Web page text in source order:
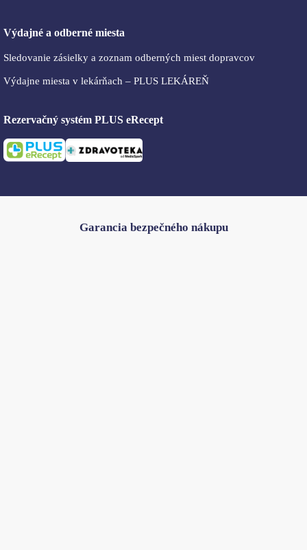
Výdajné a odberné miesta
Sledovanie zásielky a zoznam odberných miest dopravcov
Výdajne miesta v lekárňach – PLUS LEKÁREŇ
Rezervačný systém PLUS eRecept
Garancia bezpečného nákupu